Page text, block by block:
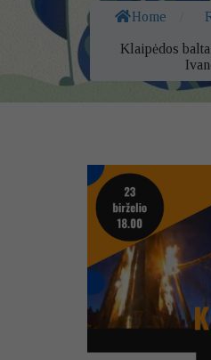
Home
Klaipėdos
Kontaktai